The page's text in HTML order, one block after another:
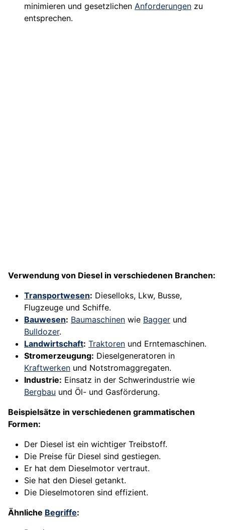
minimieren und gesetzlichen Anforderungen zu
entsprechen.
Verwendung von Diesel in verschiedenen Branchen:
Transportwesen: Dieselloks, Lkw, Busse,
Flugzeuge und Schiffe.
Bauwesen: Baumaschinen wie Bagger und
Bulldozer.
Landwirtschaft: Traktoren und Erntemaschinen.
Stromerzeugung: Dieselgeneratoren in
Kraftwerken und Notstromaggregaten.
Industrie: Einsatz in der Schwerindustrie wie
Bergbau und Öl- und Gasförderung.
Beispielsätze in verschiedenen grammatischen
Formen:
Der Diesel ist ein wichtiger Treibstoff.
Die Preise für Diesel sind gestiegen.
Er hat dem Dieselmotor vertraut.
Sie hat den Diesel getankt.
Die Dieselmotoren sind effizient.
Ähnliche Begriffe: